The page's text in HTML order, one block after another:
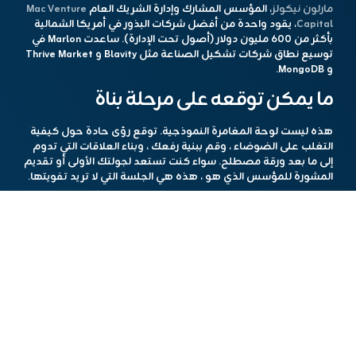
مارلون نيكولز، المؤسس المشارك وإدارة الشريك العام Mac Venture
Capital، يقود واحدة من أفضل شركات البذور في أمريكا الشمالية
بأكثر من 600 مليون دولار (أصول تحت الإدارة). ساعدت Marlon في
توسيع نطاق شركات تشكيل الصناعة مثل Blavity و Thrive Market
و MongoDB.
ما يمكن توقعه على مرحلة بناة
هذه ليست لوحة المغامرة النموذجية. توقع رؤى حادة حول كيفية
التغلب على الضوضاء ، وقم ببنية رفعك ، وبناء العلاقات التي تدوم
إلى ما بعد ورقة مصطلح. سواء كنت تستعد لجولتك الأولى أو تقديم
المشورة للمؤسس الذي هو ، هذه هي الجلسة التي لا تريد تفويتها.